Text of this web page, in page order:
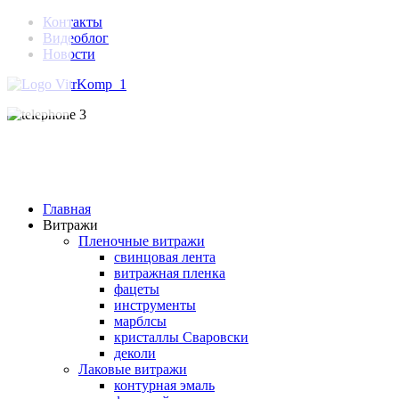
Контакты
Видеоблог
Новости
Главная
Витражи
Пленочные витражи
свинцовая лента
витражная пленка
фацеты
инструменты
марблсы
кристаллы Сваровски
деколи
Лаковые витражи
контурная эмаль